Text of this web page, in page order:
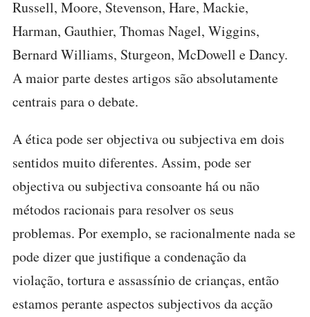
Russell, Moore, Stevenson, Hare, Mackie,
Harman, Gauthier, Thomas Nagel, Wiggins,
Bernard Williams, Sturgeon, McDowell e Dancy.
A maior parte destes artigos são absolutamente
centrais para o debate.
A ética pode ser objectiva ou subjectiva em dois
sentidos muito diferentes. Assim, pode ser
objectiva ou subjectiva consoante há ou não
métodos racionais para resolver os seus
problemas. Por exemplo, se racionalmente nada se
pode dizer que justifique a condenação da
violação, tortura e assassínio de crianças, então
estamos perante aspectos subjectivos da acção